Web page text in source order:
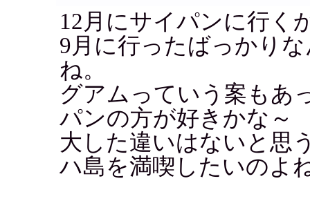
12月にサイパンに行く
9月に行ったばっかり
ね。
グアムっていう案もあ
パンの方が好きかな～
大した違いはないと思
ハ島を満喫したいのよ